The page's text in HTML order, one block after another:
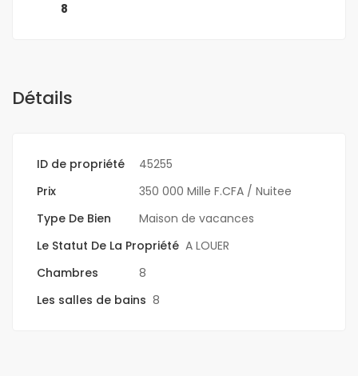
8
Détails
ID de propriété
45255
Prix
350 000 Mille F.CFA / Nuitee
Type De Bien
Maison de vacances
Le Statut De La Propriété A LOUER
Chambres
8
Les salles de bains 8